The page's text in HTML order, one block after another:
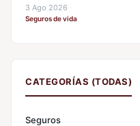
3 Ago 2026 ·
Seguros de vida
CATEGORÍAS (TODAS)
Seguros